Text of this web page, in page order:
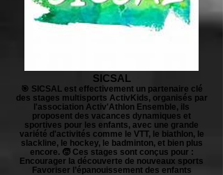
SICSAL
🎯 SICSAL est effectivement un partenaire clé
des stages multisports ActivKids, organisés par
l'association Activ'Athlon Ensemble, ils
proposent des vacances dynamiques et
sportives pour les enfants, avec une grande
variété d'activités comme le VTT, le biathlon, le
slackline, le hockey, le badminton, et bien plus
encore. 🧒 Ces stages sont conçus pour :
Encourager la découverte de nouveaux sports
Favoriser l’épanouissement des enfants